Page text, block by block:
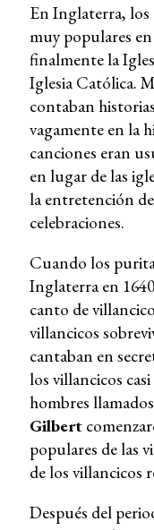
En Inglaterra, los
muy populares
finalmente la
Iglesia Católica.
contaban
vagamente en la
canciones eran
en lugar de las
la entretención
celebraciones.
Cuando los
Inglaterra en
canto de
villancicos
cantaban en
los villancicos
hombres llamados
Gilbert
populares de las
de los villancicos
Después del